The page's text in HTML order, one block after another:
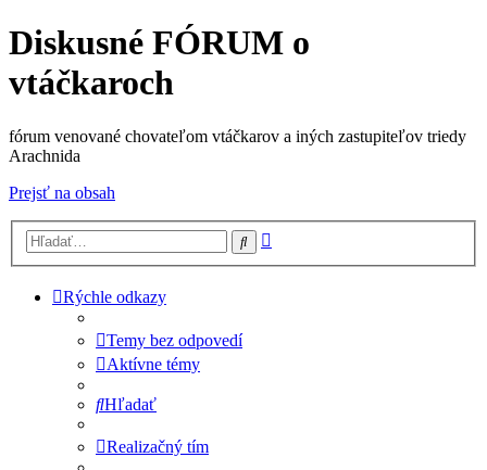
Diskusné FÓRUM o
vtáčkaroch
fórum venované chovateľom vtáčkarov a iných zastupiteľov triedy
Arachnida
Prejsť na obsah
Hľadať
Rýchle odkazy
Temy bez odpovedí
Aktívne témy
Hľadať
Realizačný tím